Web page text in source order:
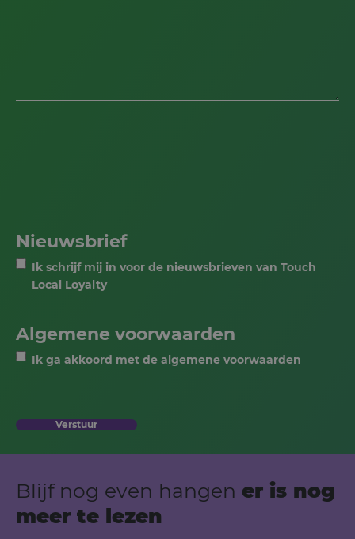
Nieuwsbrief
Ik schrijf mij in voor de nieuwsbrieven van Touch
Local Loyalty
Algemene voorwaarden
Ik ga akkoord met de algemene voorwaarden
Verstuur
Blijf nog even hangen er is nog
meer te lezen